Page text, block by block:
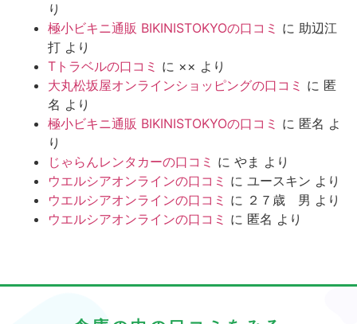
り
極小ビキニ通販 BIKINISTOKYOの口コミ に 助辺江
打 より
Tトラベルの口コミ に ×× より
大丸松坂屋オンラインショッピングの口コミ に 匿
名 より
極小ビキニ通販 BIKINISTOKYOの口コミ に 匿名 よ
り
じゃらんレンタカーの口コミ に やま より
ウエルシアオンラインの口コミ に ユースキン より
ウエルシアオンラインの口コミ に ２７歳 男 より
ウエルシアオンラインの口コミ に 匿名 より